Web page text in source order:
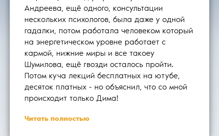
Андреева, ещё одного, консультации
нескольких психологов, была даже у одной
гадалки, потом работала человеком который
на энергетическом уровне работает с
кармой, нижние миры и все такоеу
Шумилова, ещё гвозди осталось пройти.
Потом куча лекций бесплатных на ютубе,
десяток платных - но объяснил, что со мной
происходит только Дима!
Читать полностью